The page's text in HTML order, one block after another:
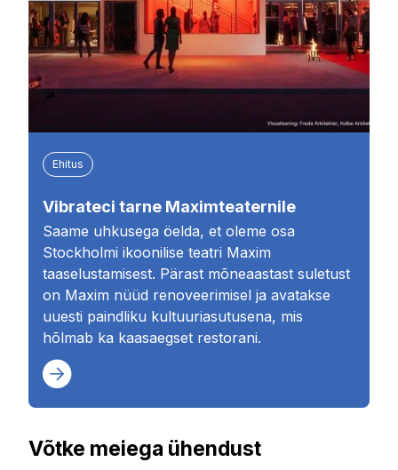
Ehitus
Vibrateci tarne Maximteaternile
Saame uhkusega öelda, et oleme osa
Stockholmi ikoonilise teatri Maxim
taaselustamisest. Pärast mõneaastast suletust
on Maxim nüüd renoveerimisel ja avatakse
uuesti paindliku kultuuriasutusena, mis
hõlmab ka kaasaegset restorani.
Võtke meiega ühendust